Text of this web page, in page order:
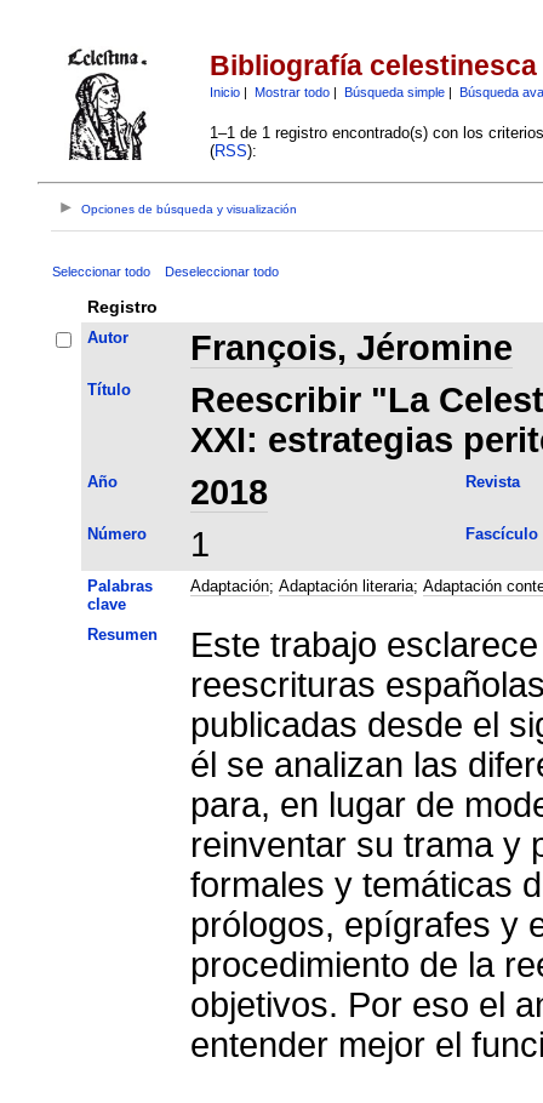
Bibliografía celestinesca
Inicio| Mostrar todo| Búsqueda simple| Búsqueda
1–1 de 1 registro encontrado(s) con los
(RSS):
Opciones de búsqueda y visualización
Seleccionar todo Deseleccionar todo
Registro
Autor François, Jéromine
Título
Reescribir "La
XXI: estrategias
Año 2018 Revista
Número 1 Fascículo
Palabras
clave
Adaptación; Adaptación literaria; Adaptación
Resumen
Este trabajo
reescrituras
publicadas desde el
él se analizan las
para, en lugar de
reinventar su trama y
formales y temáticas
prólogos, epígrafes y
procedimiento de la
objetivos. Por eso el
entender mejor el